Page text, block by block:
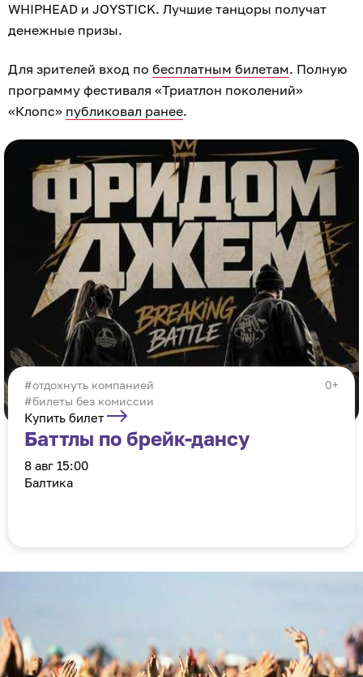
WHIPHEAD и JOYSTICK. Лучшие танцоры получат
денежные призы.
Для зрителей вход по бесплатным билетам. Полную
программу фестиваля «Триатлон поколений»
«Клопс» публиковал ранее.
0+
отдохнуть компанией
#билеты без комиссии
Купить билет
Баттлы по брейк-дансу
8 авг 15:00
Балтика